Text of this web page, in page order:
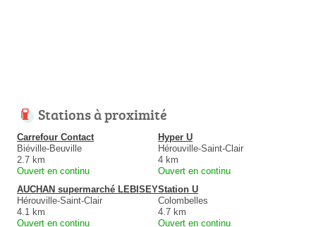
Stations à proximité
Carrefour Contact
Biéville-Beuville
2.7 km
Ouvert en continu
Hyper U
Hérouville-Saint-Clair
4 km
Ouvert en continu
AUCHAN supermarché LEBISEY
Hérouville-Saint-Clair
4.1 km
Ouvert en continu
Station U
Colombelles
4.7 km
Ouvert en continu